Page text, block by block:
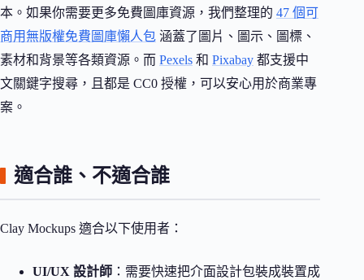
本。如果你需要更多免費圖庫資源，我們整理的 47 個可
商用無版權免費圖庫懶人包 涵蓋了圖片、圖示、圖標、
素材和背景等各類資源。而 Pexels 和 Pixabay 都支援中
文關鍵字搜尋，且都是 CC0 授權，可以安心用於商業專
案。
適合誰、不適合誰
Clay Mockups 適合以下使用者：
UI/UX 設計師 ：需要快速把介面設計包裝成裝置成